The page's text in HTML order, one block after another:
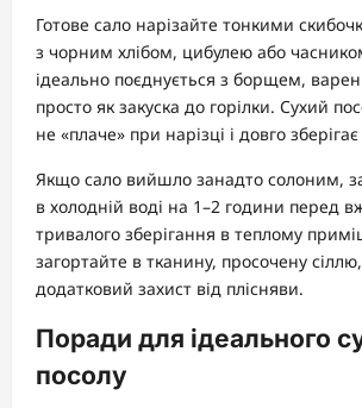
Готове сало нарізайте тонкими
з чорним хлібом, цибулею або
ідеально поєднується з борщем,
просто як закуска до горілки. Сухий
не «плаче» при нарізці і довго
Якщо сало вийшло занадто солоним,
в холодній воді на 1–2 години перед
тривалого зберігання в теплому
загортайте в тканину, просочену
додатковий захист від плісняви.
Поради для ідеального
посолу